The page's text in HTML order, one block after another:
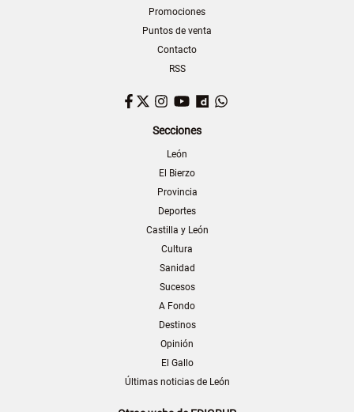
Promociones
Puntos de venta
Contacto
RSS
Facebook
TwitterInstagram
YouTubeDailymotion
Secciones
León
El Bierzo
Provincia
Deportes
Castilla y León
Cultura
Sanidad
Sucesos
A Fondo
Destinos
Opinión
El Gallo
Últimas noticias de León